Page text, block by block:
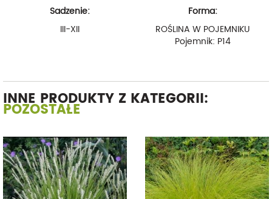
Sadzenie:
III-XII
Forma:
ROŚLINA W POJEMNIKU
Pojemnik: P14
INNE PRODUKTY Z KATEGORII:
POZOSTAŁE